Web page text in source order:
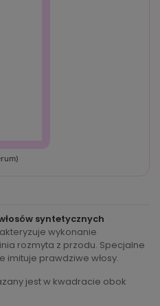
syntetycznych
wykonanie
rozmyta z przodu. Specjalne
imituje prawdziwe włosy.
jest w kwadracie obok